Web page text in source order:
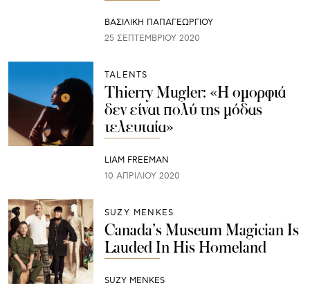
ΒΑΣΙΛΙΚΗ ΠΑΠΑΓΕΩΡΓΙΟΥ
25 ΣΕΠΤΕΜΒΡΊΟΥ 2020
TALENTS
Thierry Mugler: «Η ομορφιά
δεν είναι πολύ της μόδας
τελευταία»
LIAM FREEMAN
10 ΑΠΡΙΛΊΟΥ 2020
SUZY MENKES
Canada’s Museum Magician Is
Lauded In His Homeland
SUZY MENKES